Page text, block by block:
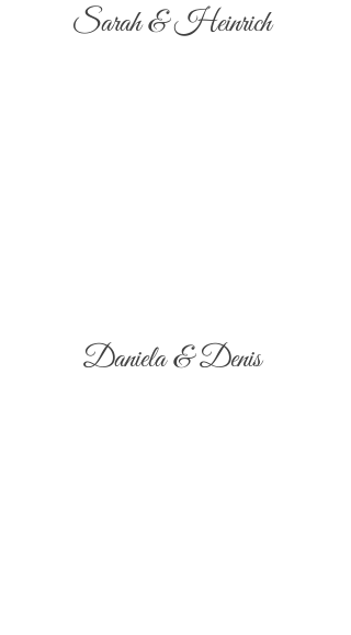
Sarah & Heinrich
Daniela & Denis